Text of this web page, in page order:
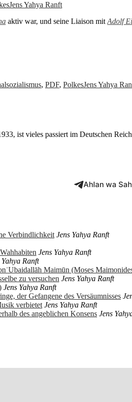
Jens Yahya Ranft
aktiv war, und seine Liaison mitAdolf
, PDF, PolkesJens Yahya
ist vieles passiert im Deutschen
Ahlan wa
Verbindlichkeit Jens Yahya Ranft
Jens Yahya Ranft
Yahya Ranft
Maimūn (Moses
zu versuchen Jens Yahya Ranft
Jens Yahya Ranft
der Gefangene des Versäumnisses
verbietet Jens Yahya Ranft
des angeblichen Konsens Jens